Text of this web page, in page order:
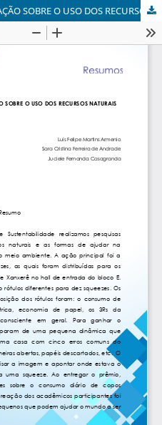
CAMPANHA DE CONSCIENTIZAÇÃO SOBRE O USO DOS RECURSOS NATURAIS